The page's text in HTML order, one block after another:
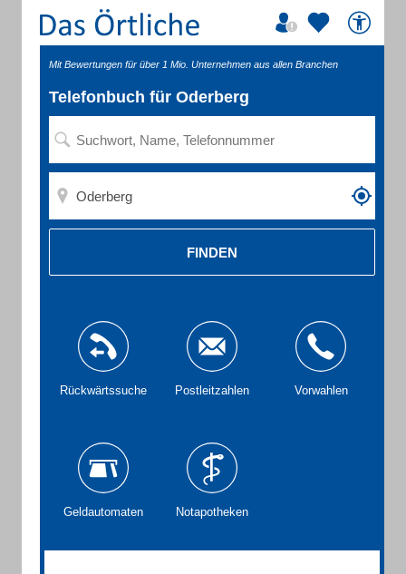
Mit Bewertungen für über 1 Mio. Unternehmen aus allen Branchen
Telefonbuch für Oderberg
FINDEN
Rückwärtssuche Postleitzahlen Vorwahlen
Geldautomaten Notapotheken